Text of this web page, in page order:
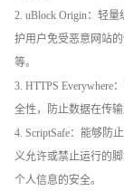
2. uBlock Origin：轻
护用户免受恶意网站
等。
3. HTTPS Everywhere
全性，防止数据在传
4. ScriptSafe：能够防
义允许或禁止运行的
个人信息的安全。